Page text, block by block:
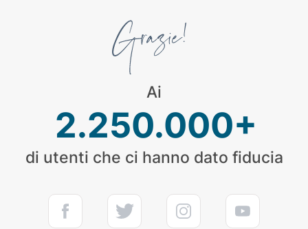
Ai
2.250.000+
di utenti che ci hanno dato fiducia